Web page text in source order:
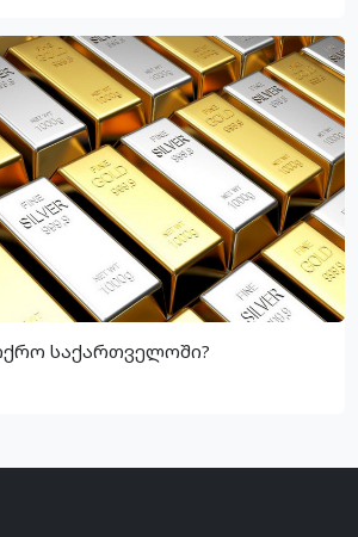
საქართველოში?